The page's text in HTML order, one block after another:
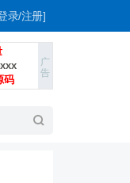
录/注册]
码